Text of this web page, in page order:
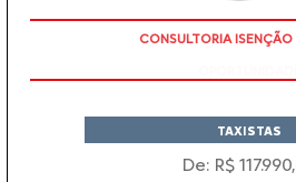
CONSULTORIA ISENÇÃO
TAXISTAS
De: R$